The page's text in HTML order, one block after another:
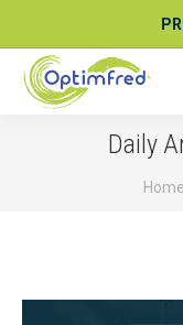
Daily
You
Home